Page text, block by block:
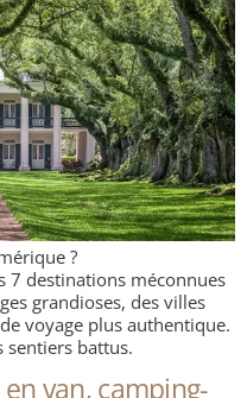
?
7 destinations méconnues
grandioses, des villes
voyage plus authentique.
sentiers battus.
van, camping-